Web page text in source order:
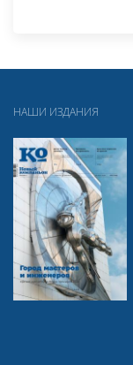
НАШИ ИЗДАНИЯ